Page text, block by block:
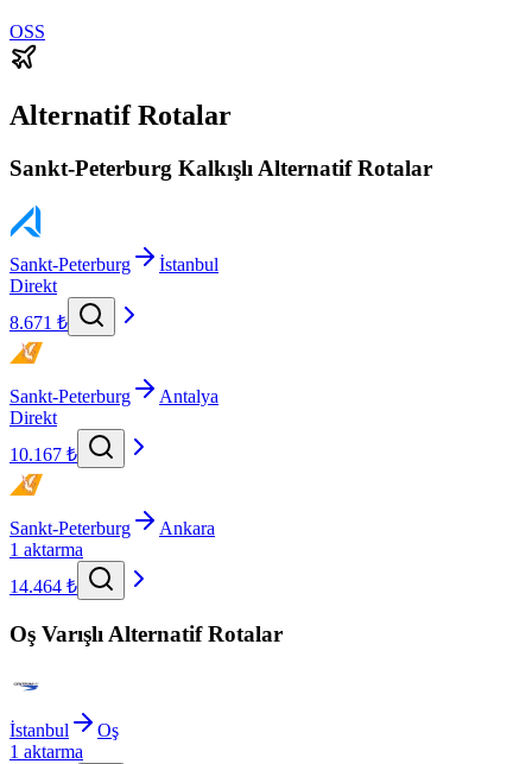
OSS
Alternatif Rotalar
Sankt-Peterburg Kalkışlı Alternatif Rotalar
Sankt-Peterburg
İstanbul
Direkt
8.671 ₺
Sankt-Peterburg
Antalya
Direkt
10.167 ₺
Sankt-Peterburg
Ankara
1 aktarma
14.464 ₺
Oş Varışlı Alternatif Rotalar
İstanbul
Oş
1 aktarma